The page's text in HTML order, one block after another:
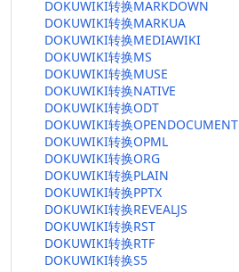
DOKUWIKI转换MARKDOWN
DOKUWIKI转换MARKUA
DOKUWIKI转换MEDIAWIKI
DOKUWIKI转换MS
DOKUWIKI转换MUSE
DOKUWIKI转换NATIVE
DOKUWIKI转换ODT
DOKUWIKI转换OPENDOCUMENT
DOKUWIKI转换OPML
DOKUWIKI转换ORG
DOKUWIKI转换PLAIN
DOKUWIKI转换PPTX
DOKUWIKI转换REVEALJS
DOKUWIKI转换RST
DOKUWIKI转换RTF
DOKUWIKI转换S5